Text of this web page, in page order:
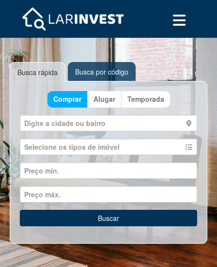
Busca rápida Busca por código
Comprar Alugar Temporada